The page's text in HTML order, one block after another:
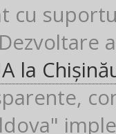
cu
la